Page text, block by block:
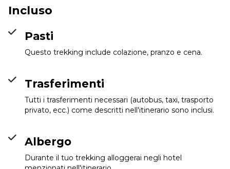
Wabe Shebelle Hotel Info
Incluso
Pasti
Questo trekking include colazione, pranzo e cena.
Trasferimenti
Tutti i trasferimenti necessari (autobus, taxi, trasporto
privato, ecc.) come descritti nell'itinerario sono inclusi.
Albergo
Durante il tuo trekking alloggerai negli hotel